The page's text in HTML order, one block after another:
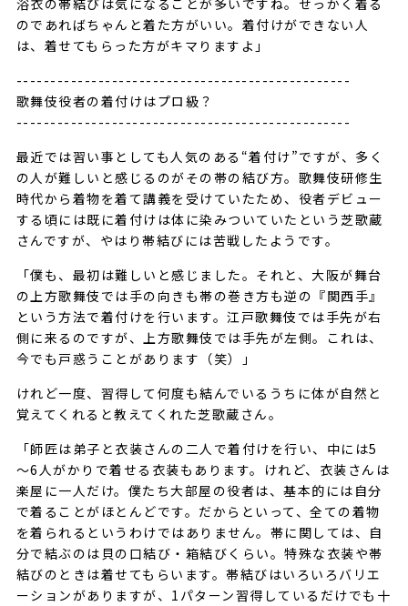
浴衣の帯結びは気になることが多いですね。せっかく着る
のであればちゃんと着た方がいい。着付けができない人
は、着せてもらった方がキマりますよ」
-------------------------------------------------
歌舞伎役者の着付けはプロ級？
-------------------------------------------------
最近では習い事としても人気のある“着付け”ですが、多く
の人が難しいと感じるのがその帯の結び方。歌舞伎研修生
時代から着物を着て講義を受けていたため、役者デビュー
する頃には既に着付けは体に染みついていたという芝歌蔵
さんですが、やはり帯結びには苦戦したようです。
「僕も、最初は難しいと感じました。それと、大阪が舞台
の上方歌舞伎では手の向きも帯の巻き方も逆の『関西手』
という方法で着付けを行います。江戸歌舞伎では手先が右
側に来るのですが、上方歌舞伎では手先が左側。これは、
今でも戸惑うことがあります（笑）」
けれど一度、習得して何度も結んでいるうちに体が自然と
覚えてくれると教えてくれた芝歌蔵さん。
「師匠は弟子と衣装さんの二人で着付けを行い、中には5
～6人がかりで着せる衣装もあります。けれど、衣装さんは
楽屋に一人だけ。僕たち大部屋の役者は、基本的には自分
で着ることがほとんどです。だからといって、全ての着物
を着られるというわけではありません。帯に関しては、自
分で結ぶのは貝の口結び・箱結びくらい。特殊な衣装や帯
結びのときは着せてもらいます。帯結びはいろいろバリエ
ーションがありますが、1パターン習得しているだけでも十